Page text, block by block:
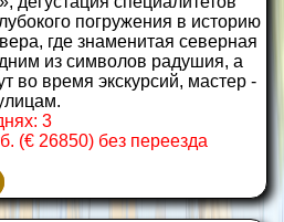
погружения в историю
где знаменитая северная
из символов радушия, а
во время экскурсий, мастер -
3
(€ 26850) без переезда